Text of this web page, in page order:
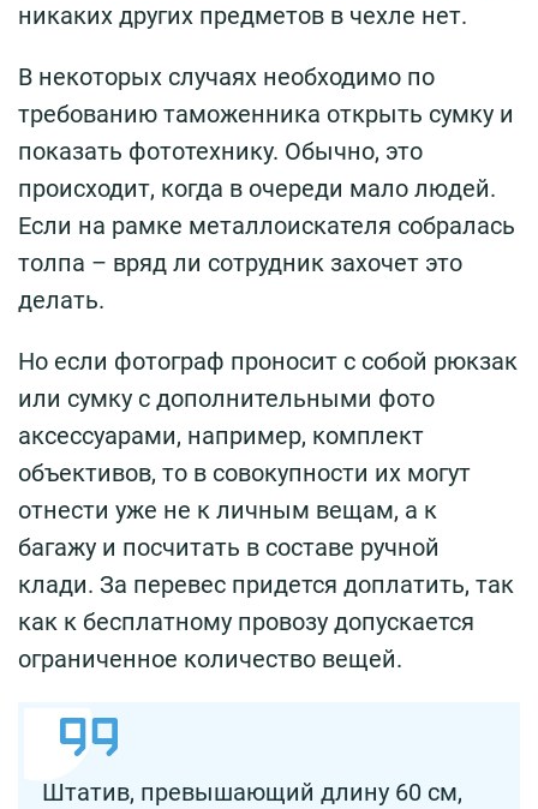
никаких других предметов в чехле нет.
В некоторых случаях необходимо по
требованию таможенника открыть сумку и
показать фототехнику. Обычно, это
происходит, когда в очереди мало людей.
Если на рамке металлоискателя собралась
толпа – вряд ли сотрудник захочет это
делать.
Но если фотограф проносит с собой рюкзак
или сумку с дополнительными фото
аксессуарами, например, комплект
объективов, то в совокупности их могут
отнести уже не к личным вещам, а к
багажу и посчитать в составе ручной
клади. За перевес придется доплатить, так
как к бесплатному провозу допускается
ограниченное количество вещей.
Штатив, превышающий длину 60 см,